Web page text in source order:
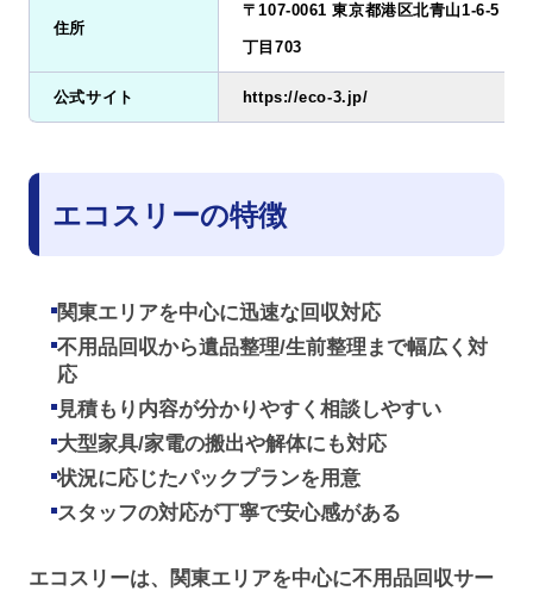
住所
〒107-0061 東京都港区北青山1-6-5 ト
丁目703
公式サイト https://eco-3.jp/
エコスリーの特徴
関東エリアを中心に迅速な回収対応
不用品回収から遺品整理/生前整理まで幅広く対
応
見積もり内容が分かりやすく相談しやすい
大型家具/家電の搬出や解体にも対応
状況に応じたパックプランを用意
スタッフの対応が丁寧で安心感がある
エコスリーは、関東エリアを中心に不用品回収サー